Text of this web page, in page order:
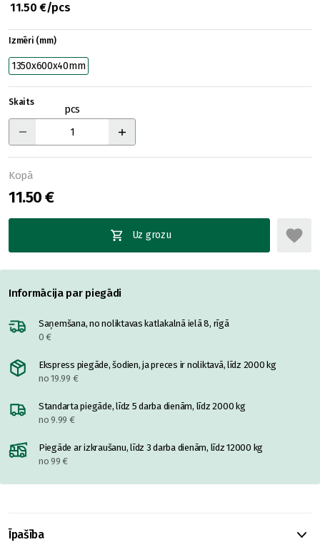
11.50 €/pcs
Izmēri (mm)
1350x600x40mm
Skaits
pcs
Kopā
11.50 €
Uz grozu
Informācija par piegādi
Saņemšana, no noliktavas katlakalnā ielā 8, rīgā
0 €
Ekspress piegāde, šodien, ja preces ir noliktavā, līdz 2000 kg
no 19.99 €
Standarta piegāde, līdz 5 darba dienām, līdz 2000 kg
no 9.99 €
Piegāde ar izkraušanu, līdz 3 darba dienām, līdz 12000 kg
no 99 €
Īpašība